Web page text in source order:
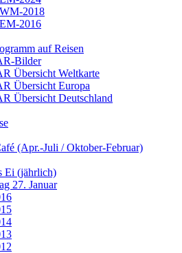
2018
2016
auf Reisen
Bilder
Übersicht Weltkarte
Übersicht Europa
Übersicht Deutschland
(Apr.-Juli / Oktober-Februar)
Ei (jährlich)
27. Januar